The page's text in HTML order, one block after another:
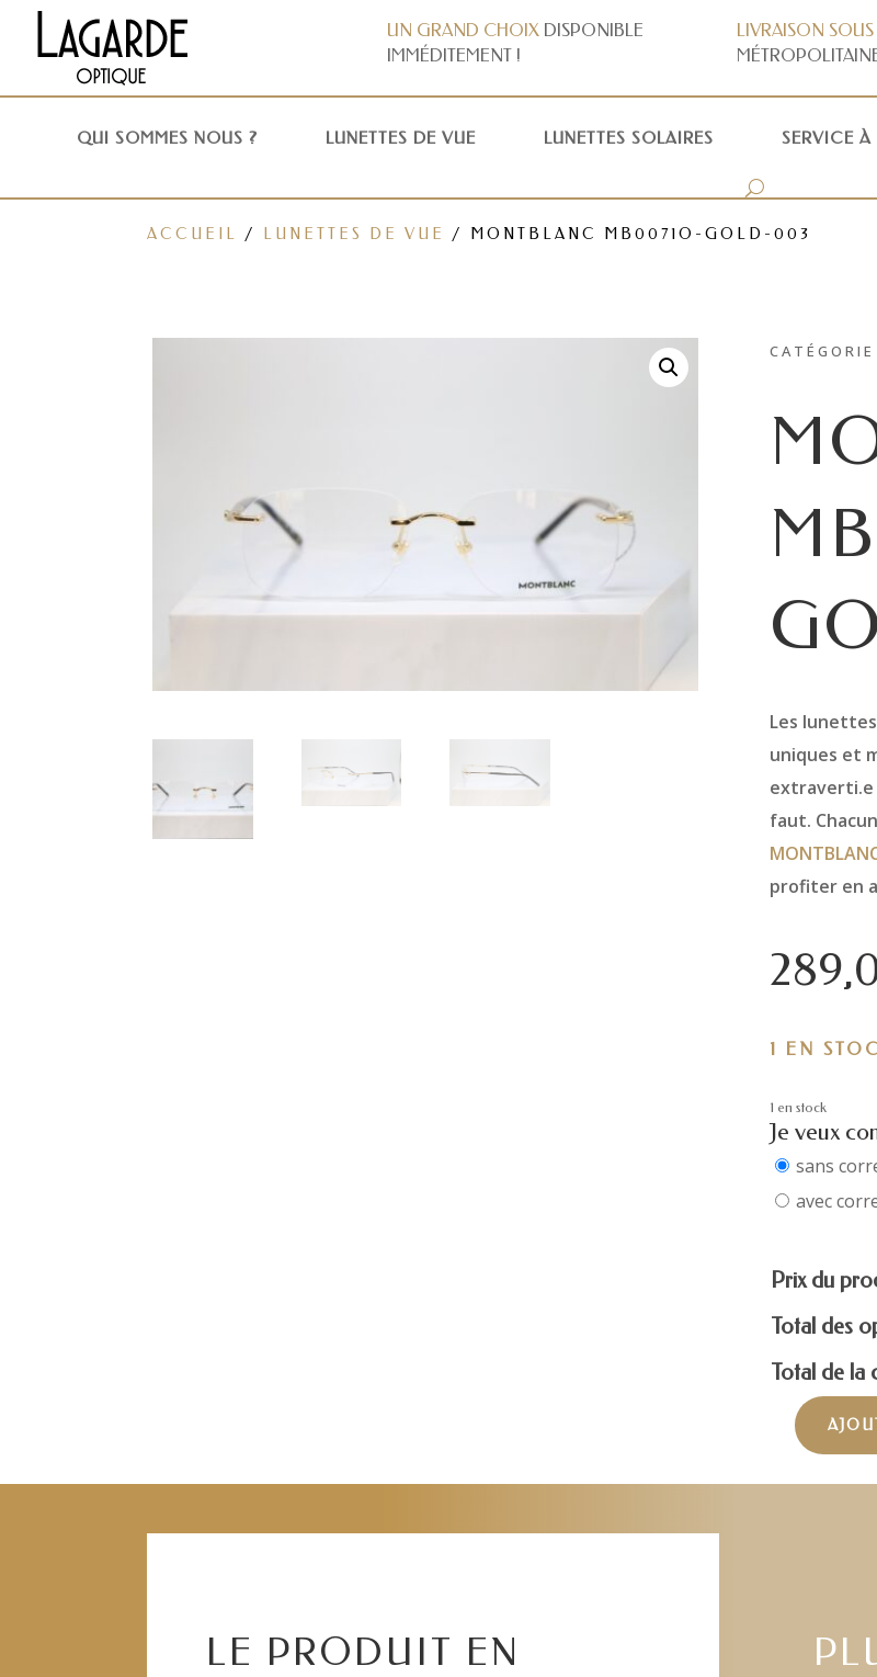
UN GRAND CHOIXDISPONIBLE
IMMÉDITEMENT !
LIVRAISON
QUI SOMMES NOUS ? LUNETTES DE VUE LUNETTES SOLAIRES SERVICE
ACCUEIL / LUNETTES DE VUE / MONTBLANC MB0071O-GOLD-003
Les
uniques et
extraverti.e
faut.
profiter en
1 EN
1 en stock
Je veux
sans
avec
Prix du
Total des
Total de la
quantité
LE PRODUIT EN